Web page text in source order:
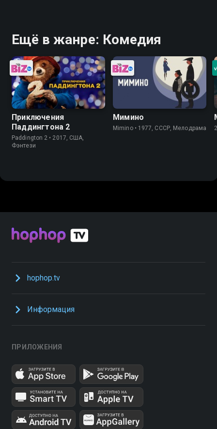
Ещё в жанре: Комедия
Приключения
Паддингтона 2
Paddington 2 • 2017, США,
Фэнтези
Мимино
Mimino • 1977, СССР, Мелодрама
hophop.tv
Информация
ПРИЛОЖЕНИЯ